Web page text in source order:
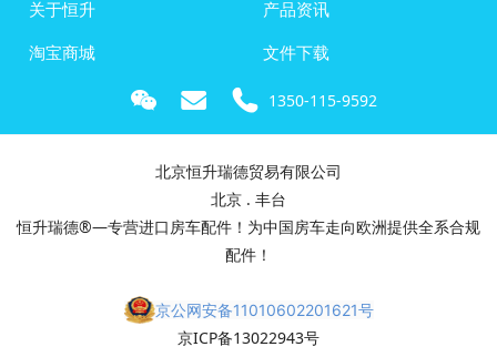
关于恒升
产品资讯
淘宝商城
文件下载
1350-115-9592
北京恒升瑞德贸易有限公司
北京 . 丰台
恒升瑞德®—专营进口房车配件！为中国房车走向欧洲提供全系合规
配件！
京公网安备11010602201621号
京ICP备13022943号